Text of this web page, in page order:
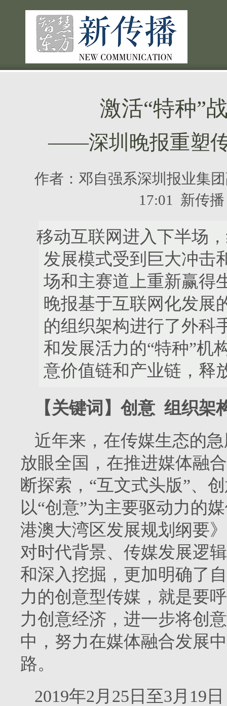
激活“特种”
——深圳晚报重塑
作者： 邓自强系深圳报业集
17:01 新传
移动互联网进入下半场
发展模式受到巨大冲击
场和主赛道上重新赢得
晚报基于互联网化发展
的组织架构进行了外科
和发展活力的“特种”机
意价值链和产业链，释
【关键词】创意 组织架
近年来，在传媒生态的
放眼全国，在推进媒体融
断探索，“互文式头版”、
以“创意”为主要驱动力的
港澳大湾区发展规划纲要
对时代背景、传媒发展逻
和深入挖掘，更加明确了
力的创意型传媒，就是要
力创意经济，进一步将创
中，努力在媒体融合发展
路。
2019年2月25日至3月19